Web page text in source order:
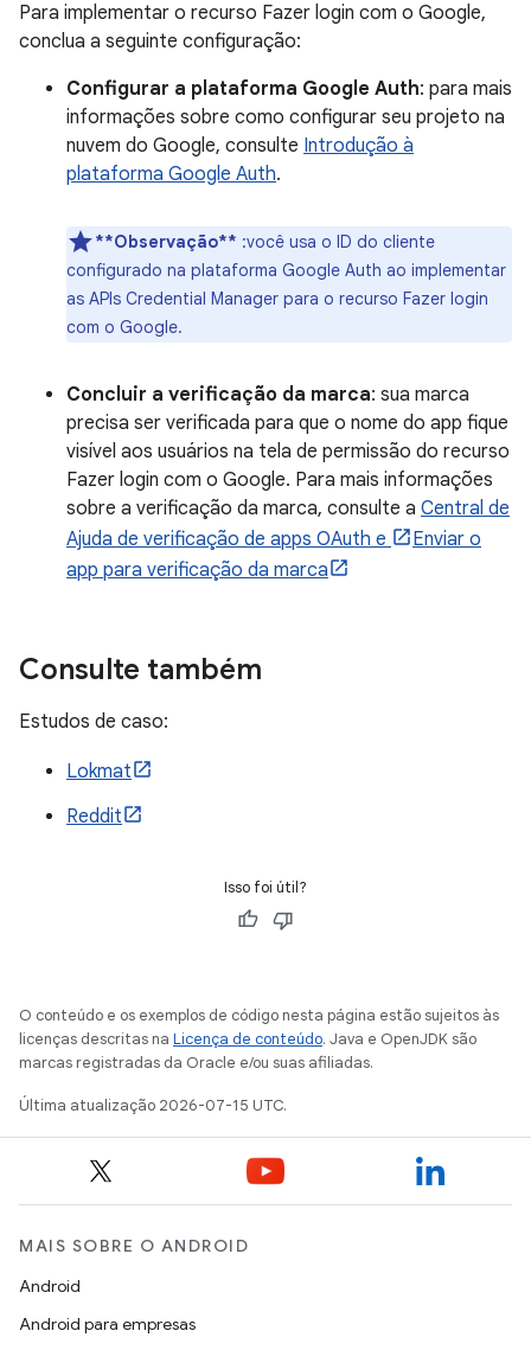
Para implementar o recurso Fazer login com o Google,
conclua a seguinte configuração:
Configurar a plataforma Google Auth: para mais
informações sobre como configurar seu projeto na
nuvem do Google, consulte Introdução à
plataforma Google Auth.
**Observação** :você usa o ID do cliente
configurado na plataforma Google Auth ao implementar
as APIs Credential Manager para o recurso Fazer login
com o Google.
Concluir a verificação da marca: sua marca
precisa ser verificada para que o nome do app fique
visível aos usuários na tela de permissão do recurso
Fazer login com o Google. Para mais informações
sobre a verificação da marca, consulte a Central de
Ajuda de verificação de apps OAuth e
Enviar o
app para verificação da marca
Consulte também
Estudos de caso:
Lokmat
Reddit
Isso foi útil?
O conteúdo e os exemplos de código nesta página estão sujeitos às
licenças descritas na Licença de conteúdo. Java e OpenJDK são
marcas registradas da Oracle e/ou suas afiliadas.
Última atualização 2026-07-15 UTC.
MAIS SOBRE O ANDROID
Android
Android para empresas